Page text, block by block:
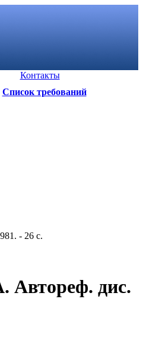
Контакты
Список требований
- 26 c.
Автореф. дис.